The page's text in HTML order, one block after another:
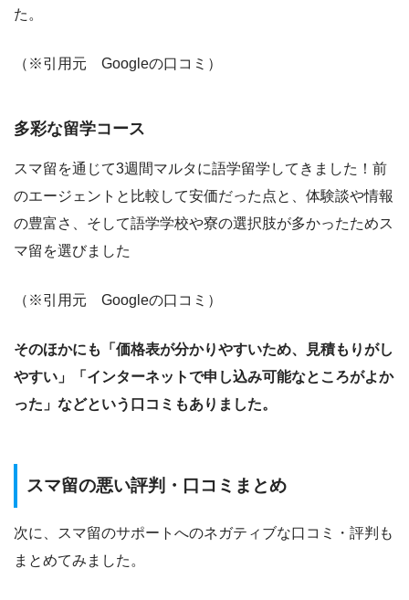
た。
（※引用元 Googleの口コミ）
多彩な留学コース
スマ留を通じて3週間マルタに語学留学してきました！前
のエージェントと比較して安価だった点と、体験談や情報
の豊富さ、そして語学学校や寮の選択肢が多かったためス
マ留を選びました
（※引用元 Googleの口コミ）
そのほかにも「価格表が分かりやすいため、見積もりがし
やすい」「インターネットで申し込み可能なところがよか
った」などという口コミもありました。
スマ留の悪い評判・口コミまとめ
次に、スマ留のサポートへのネガティブな口コミ・評判も
まとめてみました。